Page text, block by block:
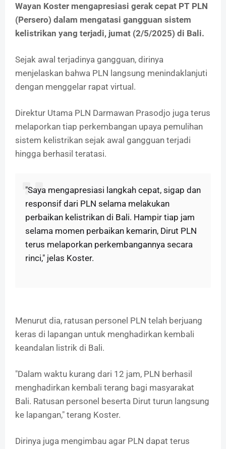
Wayan Koster mengapresiasi gerak cepat PT PLN
(Persero) dalam mengatasi gangguan sistem
kelistrikan yang terjadi, jumat (2/5/2025) di Bali.
Sejak awal terjadinya gangguan, dirinya
menjelaskan bahwa PLN langsung menindaklanjuti
dengan menggelar rapat virtual.
Direktur Utama PLN Darmawan Prasodjo juga terus
melaporkan tiap perkembangan upaya pemulihan
sistem kelistrikan sejak awal gangguan terjadi
hingga berhasil teratasi.
"Saya mengapresiasi langkah cepat, sigap dan
responsif dari PLN selama melakukan
perbaikan kelistrikan di Bali. Hampir tiap jam
selama momen perbaikan kemarin, Dirut PLN
terus melaporkan perkembangannya secara
rinci," jelas Koster.
Menurut dia, ratusan personel PLN telah berjuang
keras di lapangan untuk menghadirkan kembali
keandalan listrik di Bali.
"Dalam waktu kurang dari 12 jam, PLN berhasil
menghadirkan kembali terang bagi masyarakat
Bali. Ratusan personel beserta Dirut turun langsung
ke lapangan," terang Koster.
Dirinya juga mengimbau agar PLN dapat terus